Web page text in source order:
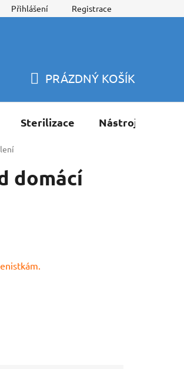
Přihlášení Registrace
KOŠÍK
PRÁZDNÝ KOŠÍK
Sterilizace Nástroje
domácí